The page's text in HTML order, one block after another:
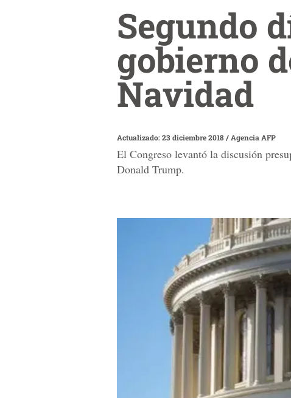
Segundo
gobierno
Navidad
Actualizado: 23 diciembre 2018/ Agencia AFP
El Congreso levantó la discusión
Donald Trump.